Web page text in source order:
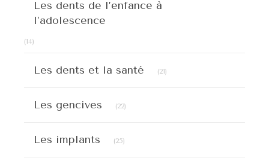
Les dents de l’enfance à
l’adolescence
(14)
Les dents et la santé (21)
Les gencives (22)
Les implants (25)